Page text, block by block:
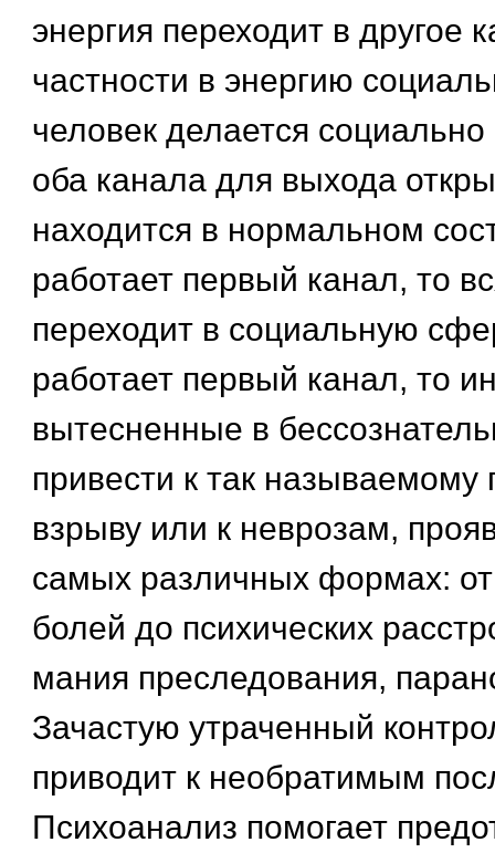
энергия переходит в другое
частности в энергию
человек делается
оба канала для выхода
находится в нормальном
работает первый канал, то
переходит в социальную
работает первый канал, то
вытесненные в
привести к так называемому
взрыву или к неврозам,
самых различных формах:
болей до психических
мания преследования,
Зачастую утраченный
приводит к необратимым
Психоанализ помогает